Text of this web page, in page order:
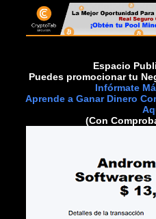
Espacio
Puedes promocionar tu
Infórmate
Aprende a Ganar Dinero
(Con